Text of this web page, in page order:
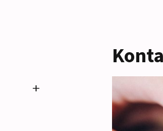
Se undersidor